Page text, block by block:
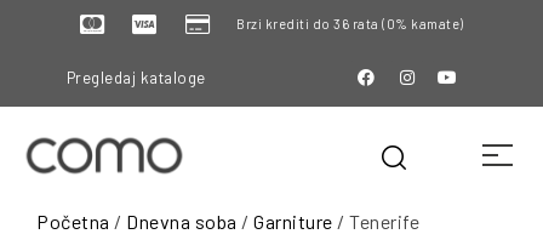
Brzi krediti do 36 rata (0% kamate)
Pregledaj kataloge
Početna / Dnevna soba / Garniture / Tenerife